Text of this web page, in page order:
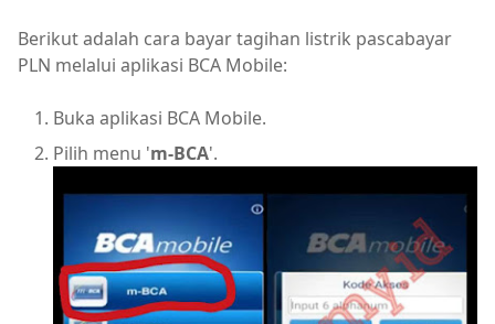
Berikut adalah cara bayar tagihan listrik pascabayar
PLN melalui aplikasi BCA Mobile:
Buka aplikasi BCA Mobile.
Pilih menu 'm-BCA'.